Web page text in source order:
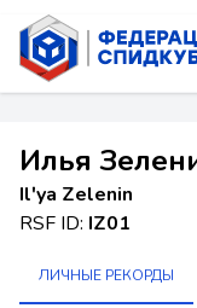
Илья
Ilʹya Zelenin
RSF ID: IZ01
ЛИЧНЫЕ РЕКОРДЫ